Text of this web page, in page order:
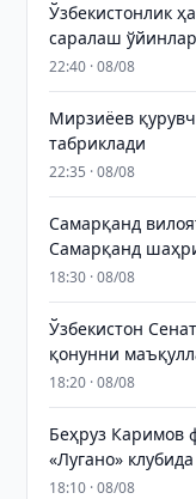
Ўзбекистонлик
саралаш
22:40 · 08/08
Мирзиёев
табриклади
22:35 · 08/08
Самарқанд
Самарқанд
18:30 · 08/08
Ўзбекистон
қонунни
18:20 · 08/08
Беҳруз Каримов
«Лугано»
18:10 · 08/08